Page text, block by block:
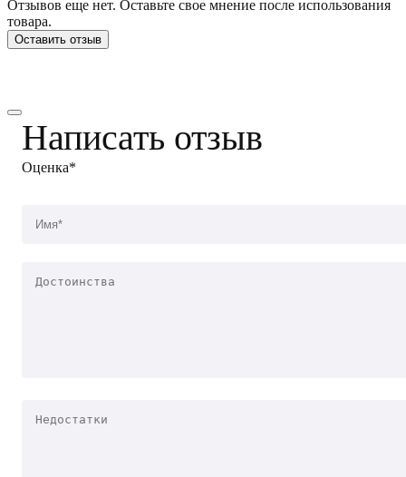
Отзывов еще нет. Оставьте свое мнение после использования
товара.
Оставить отзыв
Написать отзыв
Оценка*